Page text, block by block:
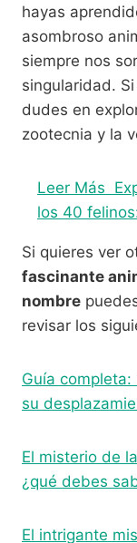
hayas
asombroso
siempre nos
singularidad.
dudes en
zootecnia y la
Leer Más
los 40
Si quieres ver
fascinante
nombre
revisar los
Guía
su
El misterio de
¿qué debes
El intrigante